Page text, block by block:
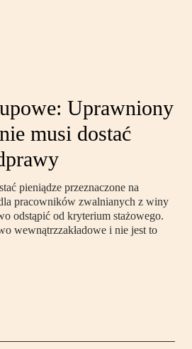
Uprawniony
musi dostać
pieniądze przeznaczone na
pracowników zwalnianych z winy
odstąpić od kryterium stażowego.
wewnątrzzakładowe i nie jest to